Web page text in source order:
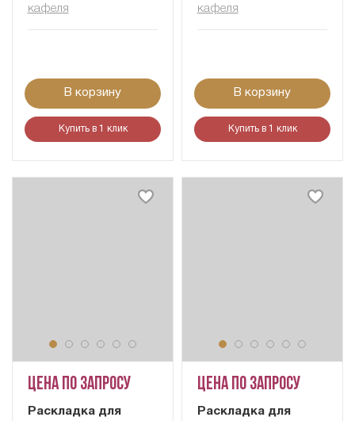
кафеля
В корзину
Купить в 1 клик
кафеля
В корзину
Купить в 1 клик
Цена по запросу
Раскладка для
Цена по запросу
Раскладка для